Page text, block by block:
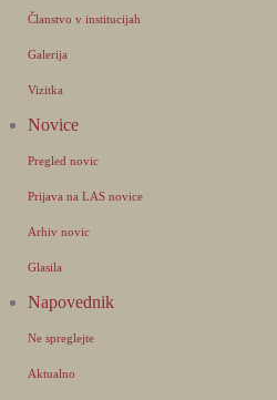
Članstvo v institucijah
Galerija
Vizitka
Novice
Pregled novic
Prijava na LAS novice
Arhiv novic
Glasila
Napovednik
Ne spreglejte
Aktualno